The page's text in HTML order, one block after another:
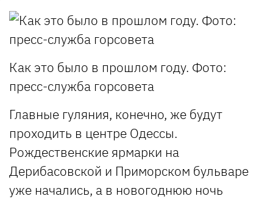
Как это было в прошлом году. Фото:
пресс-служба горсовета
Главные гуляния, конечно, же будут
проходить в центре Одессы.
Рождественские ярмарки на
Дерибасовской и Приморском бульваре
уже начались, а в новогоднюю ночь